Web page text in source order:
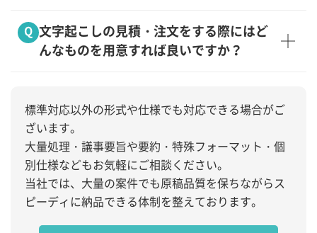
Q 文字起こしの見積・注文をする際にはど
んなものを用意すれば良いですか？
標準対応以外の形式や仕様でも対応できる場合がご
ざいます。
大量処理・議事要旨や要約・特殊フォーマット・個
別仕様などもお気軽にご相談ください。
当社では、大量の案件でも原稿品質を保ちながらス
ピーディに納品できる体制を整えております。